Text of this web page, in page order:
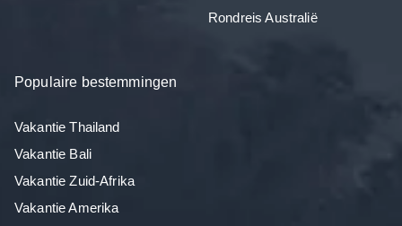
Rondreis Australië
Populaire bestemmingen
Vakantie Thailand
Vakantie Bali
Vakantie Zuid-Afrika
Vakantie Amerika